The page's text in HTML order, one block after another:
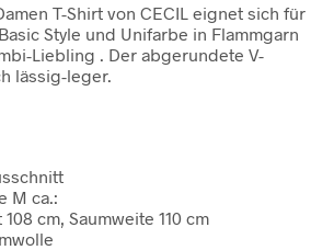
T-Shirt von CECIL eignet sich für
Style und Unifarbe in Flammgarn
Liebling . Der abgerundete V-
lässig-leger.
M ca.:
cm, Saumweite 110 cm